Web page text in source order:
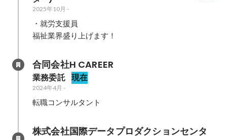
2025年10月 -
・就労支援員
福祉業界盛り上げます！
合同会社H CAREER
業務委託 現在
2024年4月 -
転職コンサルタント
株式会社国際データプロダクションセンタ